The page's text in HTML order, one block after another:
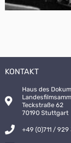
KONTAKT
Haus des
Teckstraße 62
70190 Stuttgart
+49 (0)711 /